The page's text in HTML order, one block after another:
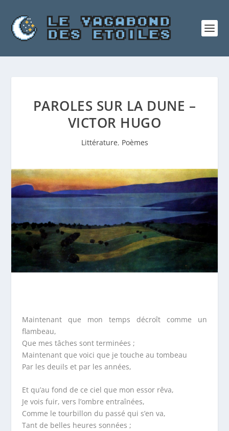
PAROLES SUR LA DUNE –
VICTOR HUGO
Littérature, Poèmes
Maintenant que mon temps décroît comme un
flambeau,
Que mes tâches sont terminées ;
Maintenant que voici que je touche au tombeau
Par les deuils et par les années,
Et qu’au fond de ce ciel que mon essor rêva,
Je vois fuir, vers l’ombre entraînées,
Comme le tourbillon du passé qui s’en va,
Tant de belles heures sonnées ;